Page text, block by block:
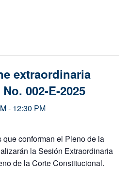
extraordinaria
002-E-2025
- 12:30 PM
conforman el Pleno de la
la Sesión Extraordinaria
de la Corte Constitucional.